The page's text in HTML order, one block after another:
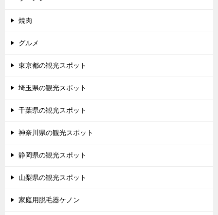
焼肉
グルメ
東京都の観光スポット
埼玉県の観光スポット
千葉県の観光スポット
神奈川県の観光スポット
静岡県の観光スポット
山梨県の観光スポット
家庭用脱毛器ケノン